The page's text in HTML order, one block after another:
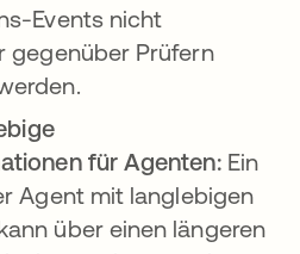
Events nicht
gegenüber Prüfern
für Agenten: Ein
Agent mit langlebigen
über einen längeren